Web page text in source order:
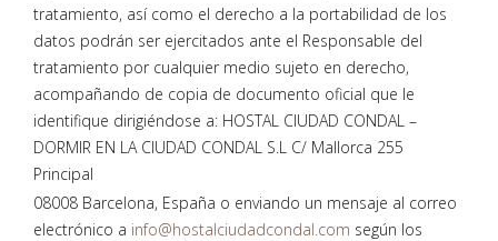
tratamiento, así como el derecho a la portabilidad de los
datos podrán ser ejercitados ante el Responsable del
tratamiento por cualquier medio sujeto en derecho,
acompañando de copia de documento oficial que le
identifique dirigiéndose a: HOSTAL CIUDAD CONDAL –
DORMIR EN LA CIUDAD CONDAL S.L C/ Mallorca 255
Principal
08008 Barcelona, España o enviando un mensaje al correo
electrónico a info@hostalciudadcondal.com según los